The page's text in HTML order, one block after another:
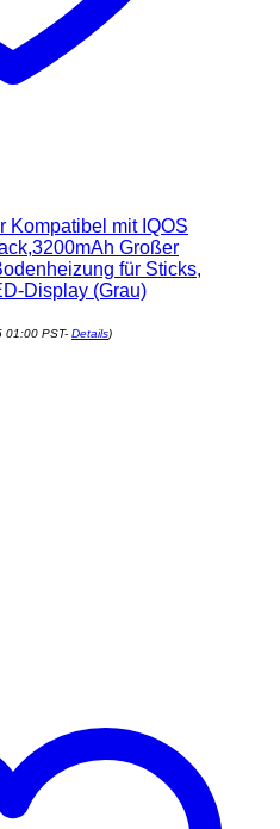
Kompatibel mit IQOS
Großer
für Sticks,
Display (Grau)
01:00 PST- Details)